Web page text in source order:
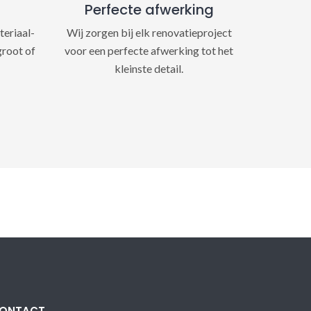
of
Perfecte afwerking
Wij zorgen bij elk renovatieproject
voor een perfecte afwerking tot het
kleinste detail.